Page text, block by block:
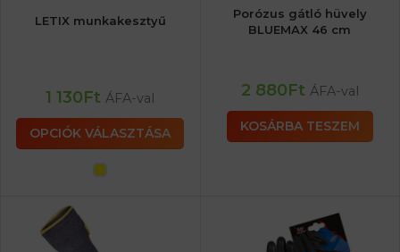
LETIX munkakesztyű
1 130Ft ÁFA-val
OPCIÓK VÁLASZTÁSA
Porózus gátló hüvely
BLUEMAX 46 cm
2 880Ft ÁFA-val
KOSÁRBA TESZEM